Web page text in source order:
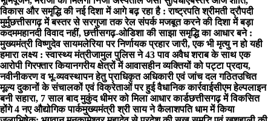
विकास और समृद्धि की नई दिशा में आगे बढ़ रहा है : राष्ट्रपति श्रीमती द्रौपदी
मुर्मुछत्तीसगढ़ में बस्तर से सरगुजा तक रेल संपर्क मजबूत करने की दिशा में बड़ा
कदममहानदी विवाद नहीं, छत्तीसगढ़-ओडिशा की साझा समृद्धि का आधार बने :
मुख्यमंत्री विष्णुदेव सायमलेरिया पर निर्णायक प्रहार जारी, एक भी मृत्यु न हो यही
हमारा लक्ष्य : स्वास्थ्य मंत्रीजामुल पुलिस ने 43 पाव अवैध शराब के साथ एक
आरोपी गिरफ्तार कियानगरीय क्षेत्रों में आवासहीन व्यक्तियों को पट्टा प्रदाय,
नवीनीकरण व भू-व्यवस्थापन हेतु प्राधिकृत अधिकारी एवं जांच दल गठितउचित
मूल्य दुकानों के संचालकों एवं विक्रेताओं पर हुई वैधानिक कार्रवाईसीएम हेल्पलाइन
बनी सहारा, 7 साल बाद मुकुंद धीमर को मिला आधार कार्डछत्तीसगढ़ में विकसित
होंगे 4 नए औद्योगिक पार्कमुख्यमंत्री श्री साय ने कैलाशपति धाम में किया